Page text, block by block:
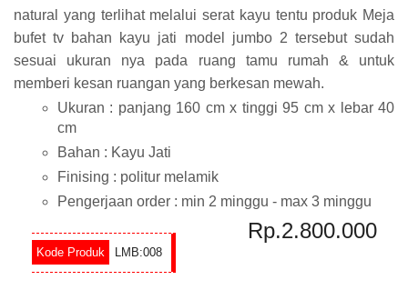
natural yang terlihat melalui serat kayu tentu produk Meja
bufet tv bahan kayu jati model jumbo 2 tersebut sudah
sesuai ukuran nya pada ruang tamu rumah & untuk
memberi kesan ruangan yang berkesan mewah.
Ukuran : panjang 160 cm x tinggi 95 cm x lebar 40
cm
Bahan : Kayu Jati
Finising : politur melamik
Pengerjaan order : min 2 minggu - max 3 minggu
LMB:008
Rp.2.800.000